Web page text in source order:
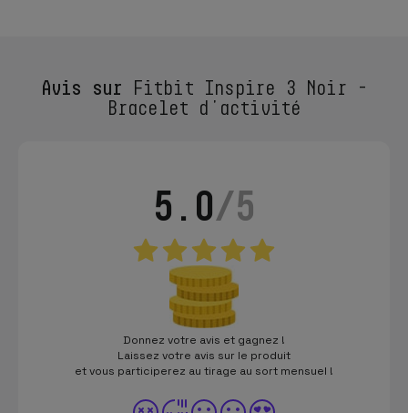
Avis sur Fitbit Inspire 3 Noir -
Bracelet d'activité
5.0/5
Donnez votre avis et gagnez !
Laissez votre avis sur le produit
et vous participerez au tirage au sort mensuel !